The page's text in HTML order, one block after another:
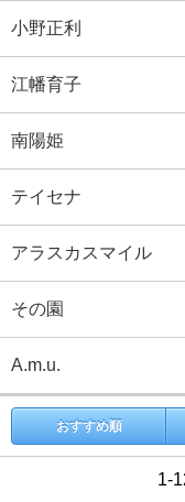
小野正利
江幡育子
南陽姫
テイセナ
アラスカスマイル
その園
A.m.u.
おすすめ順
1-